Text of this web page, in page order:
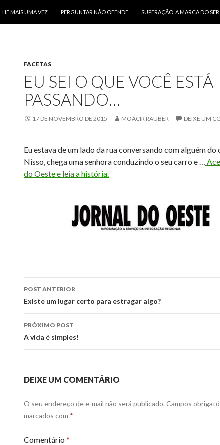
MAIS UMA VEZ PERGUNTAR NÃO OFENDE SUPERAÇÃO, A MARCA DO
FACETAS
EU SEI O QUE VOCÊ ESTÁ
PASSANDO…
17 DE NOVEMBRO DE 2015 MOACIR RAUBER DEIXE UM
Eu estava de um lado da rua conversando com alguém
Nisso, chega uma senhora conduzindo o seu carro e …
do Oeste e leia a história.
Navegação
de
posts
POST ANTERIOR
Existe um lugar certo para estragar algo?
PRÓXIMO POST
A vida é simples!
DEIXE UM COMENTÁRIO
O seu endereço de e-mail não será publicado. Campos
marcados com *
Comentário *